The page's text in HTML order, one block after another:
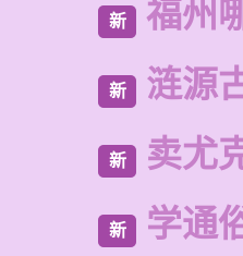
新 福州
新 涟源
新 卖尤
新 学通